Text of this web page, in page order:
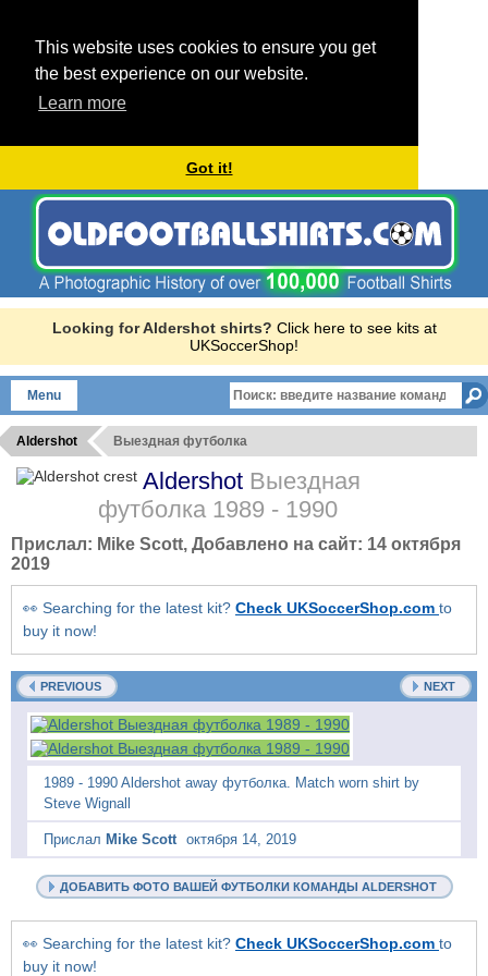
This website uses cookies to ensure you get
the best experience on our website.
Learn more
Got it!
Looking for Aldershot shirts? Click here to see kits at
UKSoccerShop!
Menu
Aldershot Выездная футболка
Aldershot Выездная
футболка 1989 - 1990
Прислал: Mike Scott, Добавлено на сайт: 14 октября
2019
👀 Searching for the latest kit? Check UKSoccerShop.com to
buy it now!
PREVIOUS NEXT
1989 - 1990 Aldershot away футболка. Match worn shirt by
Steve Wignall
Прислал Mike Scott октября 14, 2019
ДОБАВИТЬ ФОТО ВАШЕЙ ФУТБОЛКИ КОМАНДЫ ALDERSHOT
👀 Searching for the latest kit? Check UKSoccerShop.com to
buy it now!